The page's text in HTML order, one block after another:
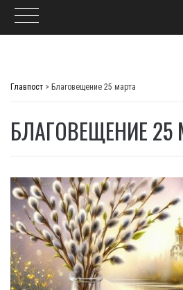
Главпост > Благовещение 25 марта
БЛАГОВЕЩЕНИЕ 25